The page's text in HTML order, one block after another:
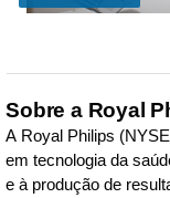
Sobre a Royal
A Royal Philips
em tecnologia da
e à produção de